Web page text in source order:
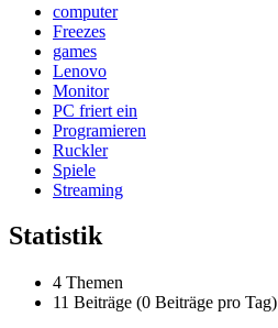
computer
Freezes
games
Lenovo
Monitor
PC friert ein
Programieren
Ruckler
Spiele
Streaming
Statistik
4 Themen
11 Beiträge (0 Beiträge pro Tag)